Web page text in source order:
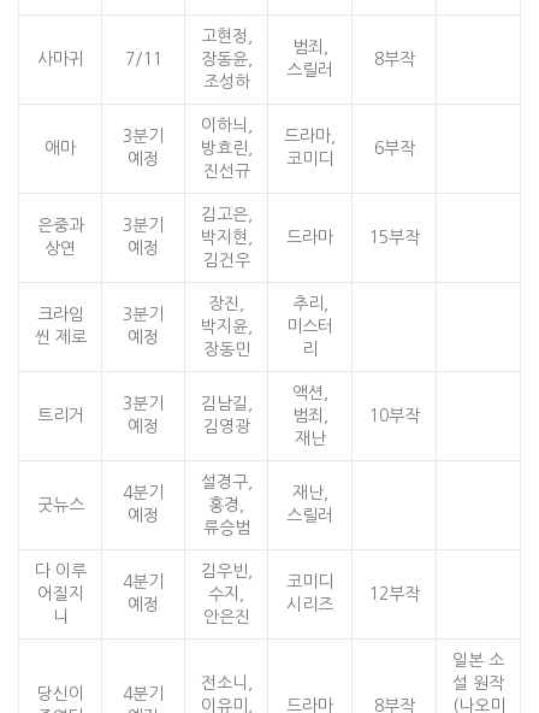
사마귀 7/11
고현정,
장동윤,
조성하
범죄,
스릴러
8부작
애마
3분기
예정
이하늬,
방효린,
진선규
드라마,
코미디
6부작
은중과
상연
3분기
예정
김고은,
박지현,
김건우
드라마 15부작
크라임
씬 제로
3분기
예정
장진,
박지윤,
장동민
추리,
미스터
리
트리거
3분기
예정
김남길,
김영광
액션,
범죄,
재난
10부작
굿뉴스
4분기
예정
설경구,
홍경,
류승범
재난,
스릴러
다 이루
어질지
니
4분기
예정
김우빈,
수지,
안은진
코미디
시리즈
12부작
당신이
4분기
전소니,
이유미,
드라마 8부작
일본 소
설 원작
(나오미